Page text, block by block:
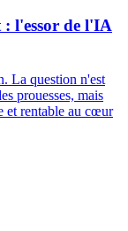
: l'essor de l'IA
La question n'est
prouesses, mais
et rentable au cœur